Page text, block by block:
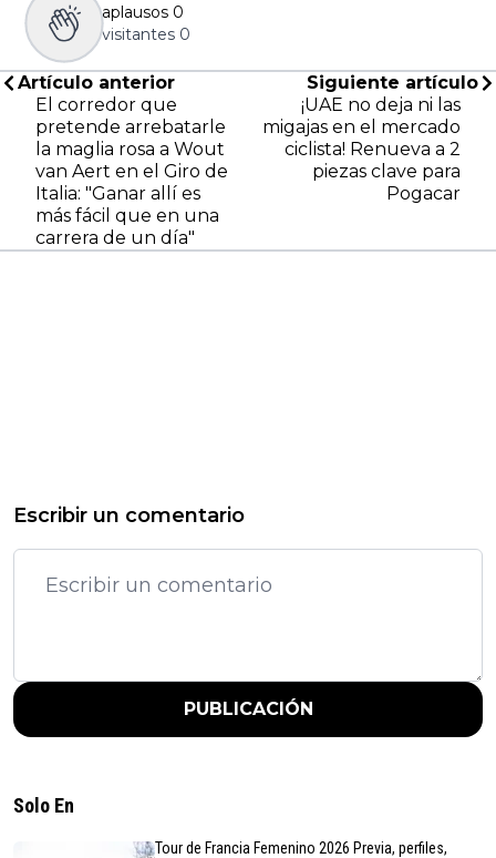
aplausos 0
visitantes 0
Artículo anterior
El corredor que
pretende arrebatarle
la maglia rosa a Wout
van Aert en el Giro de
Italia: "Ganar allí es
más fácil que en una
carrera de un día"
Siguiente artículo
¡UAE no deja ni las
migajas en el mercado
ciclista! Renueva a 2
piezas clave para
Pogacar
Escribir un comentario
PUBLICACIÓN
Solo En
Tour de Francia Femenino 2026 Previa, perfiles,